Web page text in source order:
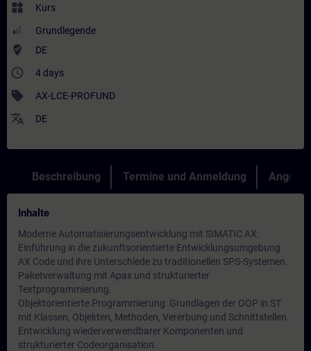
widgets Kurs
Grundlegende
where_to_vote DE
access_time 4 days
sell AX-LCE-PROFUND
translate DE
Beschreibung Termine und Anmeldung Angebot
Inhalte
Moderne Automatisierungsentwicklung mit SIMATIC AX:
Einführung in die zukunftsorientierte Entwicklungsumgebung
AX Code und ihre Unterschiede zu traditionellen SPS-Systemen.
Paketverwaltung mit Apax und strukturierter
Textprogrammierung.
Objektorientierte Programmierung: Grundlagen der OOP in ST
mit Klassen, Objekten, Methoden, Vererbung und Schnittstellen.
Entwicklung wiederverwendbarer Komponenten und
strukturierter Codeorganisation.